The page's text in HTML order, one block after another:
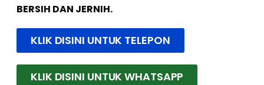
BERSIH DAN JERNIH.
KLIK DISINI UNTUK TELEPON
KLIK DISINI UNTUK WHATSAPP